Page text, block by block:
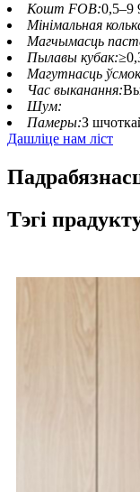
Кошт FOB:0,5–9
Мінімальная
Магчымасць
Пылавы кубак:
Магутнасць
Час выканання:
Шум:
Памеры:З
Дашліце нам ліст
Тэгі